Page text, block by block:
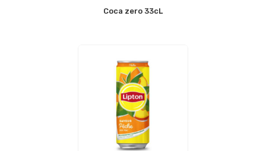
Coca zero 33cL